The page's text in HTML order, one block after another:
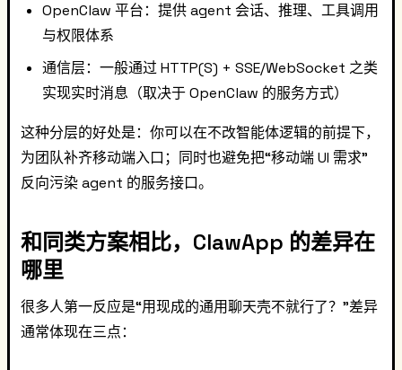
OpenClaw 平台：提供 agent 会话、推理、工具调用
与权限体系
通信层：一般通过 HTTP(S) + SSE/WebSocket 之类
实现实时消息（取决于 OpenClaw 的服务方式）
这种分层的好处是：你可以在不改智能体逻辑的前提下，
为团队补齐移动端入口；同时也避免把“移动端 UI 需求”
反向污染 agent 的服务接口。
和同类方案相比，ClawApp 的差异在
哪里
很多人第一反应是“用现成的通用聊天壳不就行了？”差异
通常体现在三点：